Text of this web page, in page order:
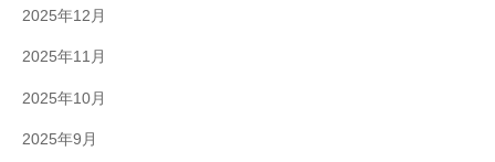
2025年12月
2025年11月
2025年10月
2025年9月